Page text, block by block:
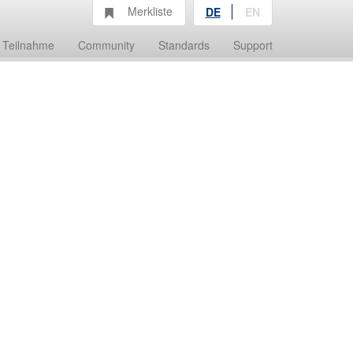
Teilnahme Community Standards Support
Merkliste DE EN